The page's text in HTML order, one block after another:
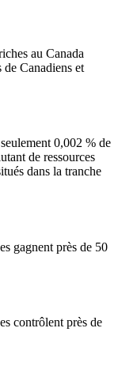
au Canada
Canadiens et
0,002 % de
de ressources
dans la tranche
gagnent près de 50
contrôlent près de